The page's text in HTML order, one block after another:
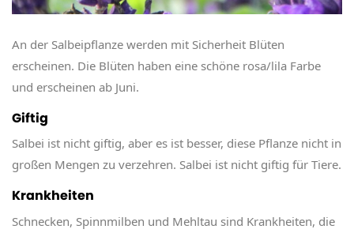
An der Salbeipflanze werden mit Sicherheit Blüten
erscheinen. Die Blüten haben eine schöne rosa/lila Farbe
und erscheinen ab Juni.
Giftig
Salbei ist nicht giftig, aber es ist besser, diese Pflanze nicht in
großen Mengen zu verzehren. Salbei ist nicht giftig für Tiere.
Krankheiten
Schnecken, Spinnmilben und Mehltau sind Krankheiten, die